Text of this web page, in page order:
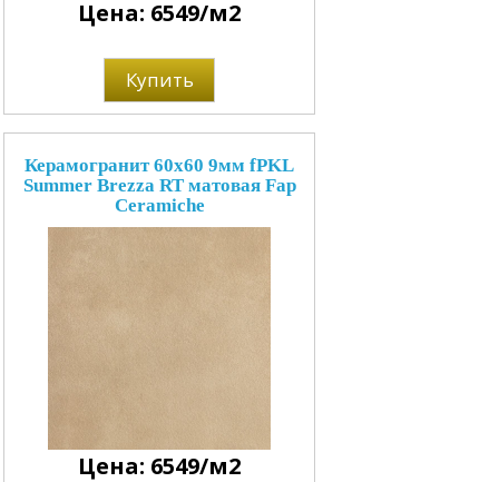
Цена: 6549/м2
Купить
Керамогранит 60x60 9мм fPKL
Summer Brezza RT матовая Fap
Ceramiche
Цена: 6549/м2